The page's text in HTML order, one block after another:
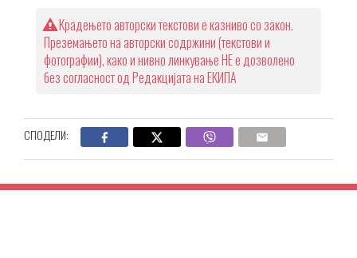
Крадењето авторски текстови е казниво со закон.
Преземањето на авторски содржини (текстови и
фотографии), како и нивно линкување НЕ е дозволено
без согласност од Редакцијата на ЕКИПА
СПОДЕЛИ: